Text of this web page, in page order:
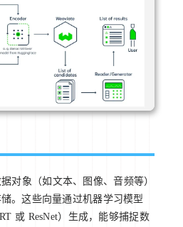
对象（如文本、图像、音频等）
。这些向量通过机器学习模型
或 ResNet）生成，能够捕捉数